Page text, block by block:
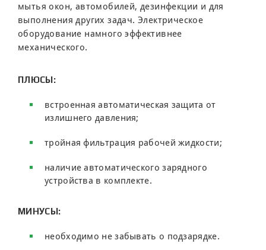
мытья окон, автомобилей, дезинфекции и для
выполнения других задач. Электрическое
оборудование намного эффективнее
механического.
ПЛЮСЫ:
встроенная автоматическая защита от
излишнего давления;
тройная фильтрация рабочей жидкости;
наличие автоматического зарядного
устройства в комплекте.
МИНУСЫ:
необходимо не забывать о подзарядке.